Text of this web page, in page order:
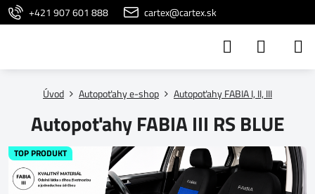
+421 907 601 888 cartex@cartex.sk
TOP PRODUKT
Úvod Autopoťahy e-shop Autopoťahy FABIA I, II, III
Autopoťahy FABIA III RS BLUE